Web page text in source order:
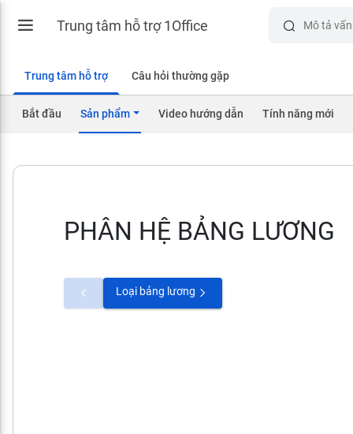
Trung tâm hỗ trợ 1Office
Trung tâm hỗ trợ Câu hỏi thường gặp
Bắt đầu Sản phẩm Video hướng dẫn Tính năng mới
PHÂN HỆ BẢNG LƯƠNG
Loại bảng lương